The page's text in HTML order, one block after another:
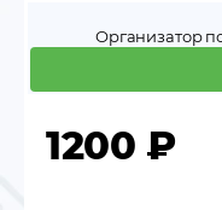
Организатор
1200 ₽